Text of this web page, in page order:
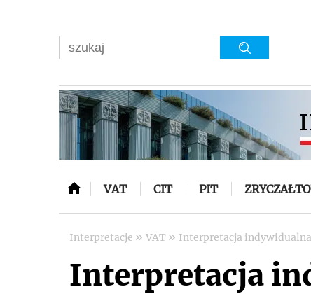
VAT CIT PIT
Interpretacje » VAT » Interpretacja
Interpretacja